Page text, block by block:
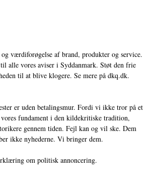
værdiforøgelse af brand, produkter og service.
alle vores aviser i Syddanmark. Støt den frie
til at blive klogere. Se mere på dkq.dk.
er uden betalingsmur. Fordi vi ikke tror på et
fundament i den kildekritiske tradition,
gennem tiden. Fejl kan og vil ske. Dem
ikke nyhederne. Vi bringer dem.
om politisk annoncering.